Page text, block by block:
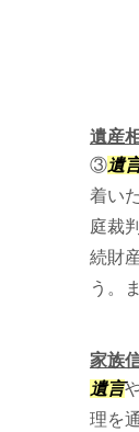
遺産
③遺
着い
庭裁
続財
う。
家族
遺言
理を